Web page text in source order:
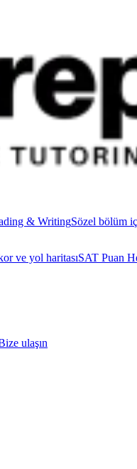
& WritingSözel bölüm
ve yol haritasıSAT Puan
ulaşın